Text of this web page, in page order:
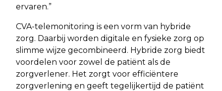
ervaren.”
CVA-telemonitoring is een vorm van hybride
zorg. Daarbij worden digitale en fysieke zorg op
slimme wijze gecombineerd. Hybride zorg biedt
voordelen voor zowel de patiënt als de
zorgverlener. Het zorgt voor efficiëntere
zorgverlening en geeft tegelijkertijd de patiënt